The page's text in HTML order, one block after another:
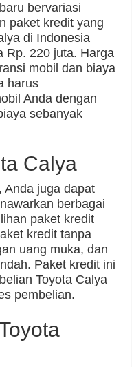
bervariasi
paket kredit yang
di Indonesia
Rp. 220 juta. Harga
mobil dan biaya
harus
Anda dengan
sebanyak
Calya
Anda juga dapat
berbagai
paket kredit
kredit tanpa
uang muka, dan
Paket kredit ini
Toyota Calya
pembelian.